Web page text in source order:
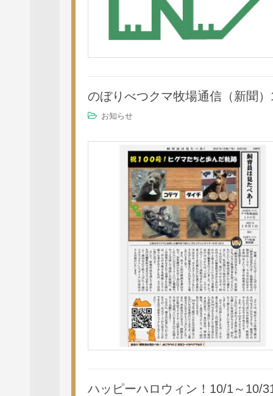
のぼりべつクマ牧場通信（新聞
お知らせ
ハッピーハロウィン！10/1～10/